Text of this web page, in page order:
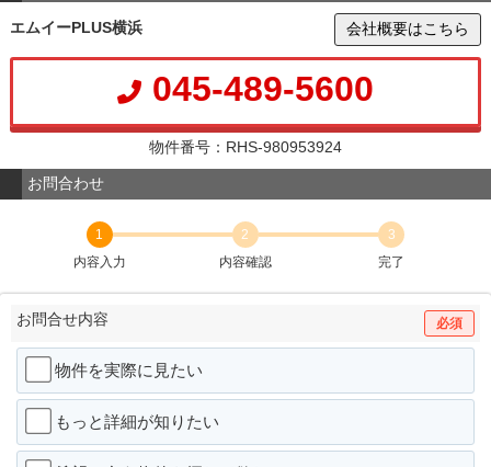
エムイーPLUS横浜 会社概要はこちら
045-489-5600
物件番号：RHS-980953924
お問合わせ
1
内容入力
2
内容確認
3
完了
お問合せ内容 必須
物件を実際に見たい
もっと詳細が知りたい